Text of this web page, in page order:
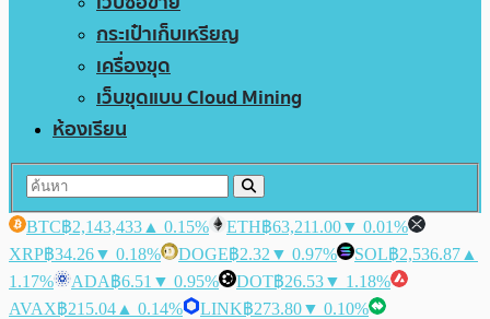
กระเป๋าเก็บเหรียญ
เครื่องขุด
เว็บขุดแบบ Cloud Mining
ห้องเรียน
BTC฿2,143,433 ▲ 0.15% ETH฿63,211.00▼ 0.01%
XRP฿34.26▼ 0.18% DOGE฿2.32 ▼ 0.97% SOL฿2,536.87 ▲
1.17%
ADA฿6.51 ▼ 0.95% DOT฿26.53▼ 1.18%
AVAX฿215.04 ▲ 0.14% LINK฿273.80▼ 0.10%